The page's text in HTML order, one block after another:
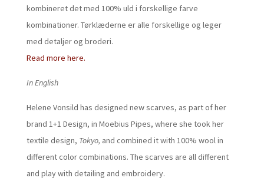
kombineret det med 100% uld i forskellige farve
kombinationer. Tørklæderne er alle forskellige og leger
med detaljer og broderi.
Read more here.
In English
Helene Vonsild has designed new scarves, as part of her
brand 1+1 Design, in Moebius Pipes, where she took her
textile design, Tokyo, and combined it with 100% wool in
different color combinations. The scarves are all different
and play with detailing and embroidery.